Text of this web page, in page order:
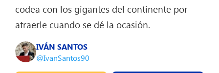
codea con los gigantes del continente por
atraerle cuando se dé la ocasión.
IVÁN SANTOS
@IvanSantos90